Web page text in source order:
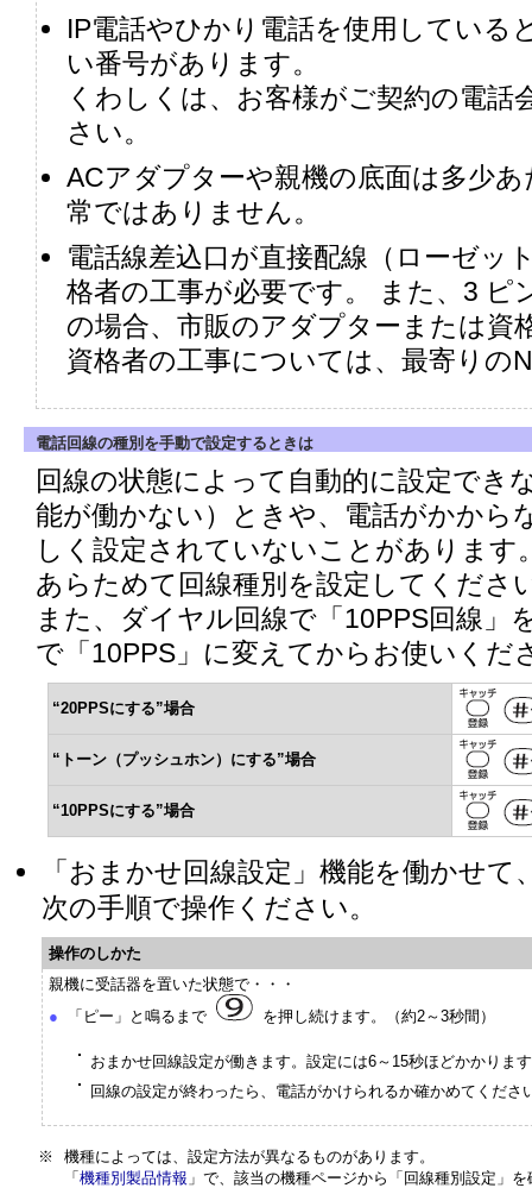
IP電話やひかり電話を使用している
い番号があります。
くわしくは、お客様がご契約の電話
さい。
ACアダプターや親機の底面は多少
常ではありません。
電話線差込口が直接配線（ローゼッ
格者の工事が必要です。 また、3 ピ
の場合、市販のアダプターまたは資
資格者の工事については、最寄りの
電話回線の種別を手動で設定するときは
回線の状態によって自動的に設定でき
能が働かない）ときや、電話がかから
しく設定されていないことがあります
あらためて回線種別を設定してくださ
また、ダイヤル回線で「10PPS回線」
で「10PPS」に変えてからお使いくだ
“20PPSにする”場合
“トーン（プッシュホン）にする”場合
“10PPSにする”場合
「おまかせ回線設定」機能を働かせ
次の手順で操作ください。
操作のしかた
親機に受話器を置いた状態で・・・
● 「ピー」と鳴るまで を押し続けます。（約2～3秒間）
おまかせ回線設定が働きます。設定には6～15秒ほどかかりま
回線の設定が終わったら、電話がかけられるか確かめてくださ
※
機種によっては、設定方法が異なるものがあります。
「 機種別製品情報 」で、該当の機種ページから「回線種別設定」